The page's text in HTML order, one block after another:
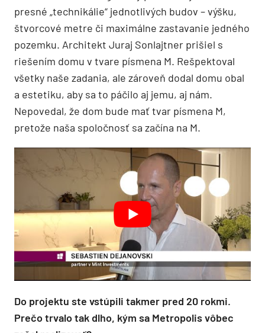
presné „technikálie“ jednotlivých budov – výšku,
štvorcové metre či maximálne zastavanie jedného
pozemku. Architekt Juraj Sonlajtner prišiel s
riešením domu v tvare písmena M. Rešpektoval
všetky naše zadania, ale zároveň dodal domu obal
a estetiku, aby sa to páčilo aj jemu, aj nám.
Nepovedal, že dom bude mať tvar písmena M,
pretože naša spoločnosť sa začína na M.
Do projektu ste vstúpili takmer pred 20 rokmi.
Prečo trvalo tak dlho, kým sa Metropolis vôbec